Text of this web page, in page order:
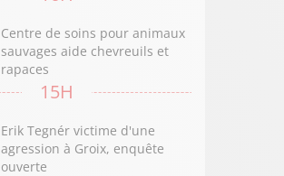
Centre de soins pour animaux
sauvages aide chevreuils et
rapaces
15H
Erik Tegnér victime d'une
agression à Groix, enquête
ouverte